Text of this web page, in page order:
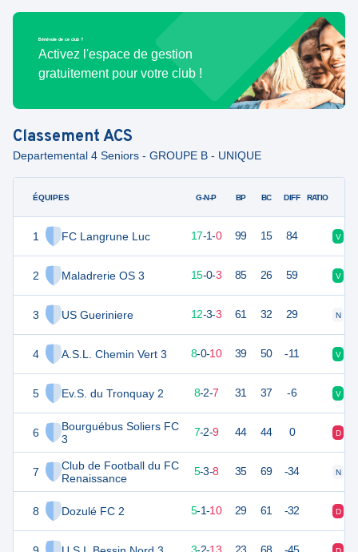
Bénévole de ce club ?
Activez l'espace de gestion
gratuitement pour votre club !
ClassementACS
Departemental 4 Seniors - GROUPE B - UNIQUE
ÉQUIPES
1 FC Langrune Luc
2 Maladrerie OS 3
3 US Gueriniere
4 A.S.L. Chemin Vert 3
5 Ev.S. du Tronquay 2
6
Bourguébus Soliers FC
3
7
Club de Football du FC
Renaissance
8 Dozulé FC 2
G-N-P BP BC DIFF RATIO
52 17-1-0 99 15 84 V
45 15-0-3 85 26 59 V
12-3-3 61 32 29 N
24 18 8-0-10 39 50 -11 V
23 8-2-7 31 37 -6 V
23 18 7-2-9 44 44 0 D
16 18 5-3-8 35 69 -34 N
5-1-10 29 61 -32 D